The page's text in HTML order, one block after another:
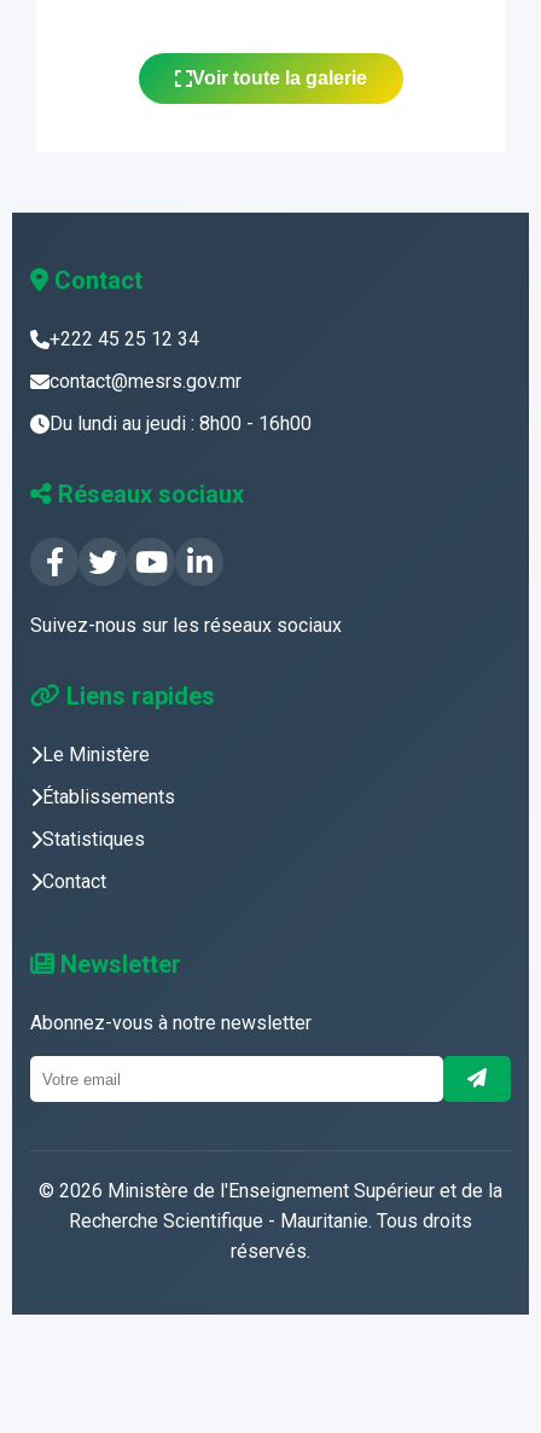
Voir toute la galerie
Contact
+222 45 25 12 34
contact@mesrs.gov.mr
Du lundi au jeudi : 8h00 - 16h00
Réseaux sociaux
Suivez-nous sur les réseaux sociaux
Liens rapides
Le Ministère
Établissements
Statistiques
Contact
Newsletter
Abonnez-vous à notre newsletter
© 2026 Ministère de l'Enseignement Supérieur et de la
Recherche Scientifique - Mauritanie. Tous droits
réservés.